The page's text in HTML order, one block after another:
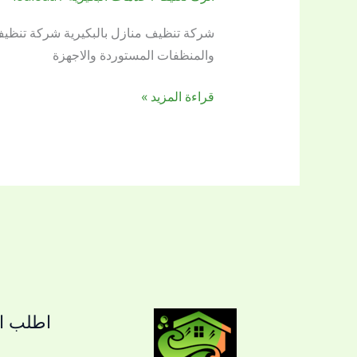
شركة تنظيف منازل بالبكيرية شركة
والمنظفات المستوردة والاجهزة
منازل
بالبكيرية
–
–
قراءة المزيد »
اطلب